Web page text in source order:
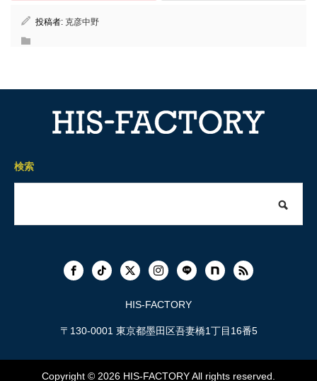
投稿者: 克彦中野
検索
HIS-FACTORY
〒130-0001 東京都墨田区吾妻橋1丁目16番5
Copyright © 2026 HIS-FACTORYAll rights reserved.